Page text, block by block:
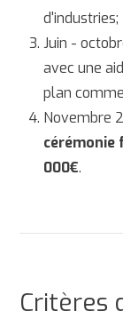
d'industries;
Juin -
avec une
plan
Novembre
cérémonie
000€.
Critères